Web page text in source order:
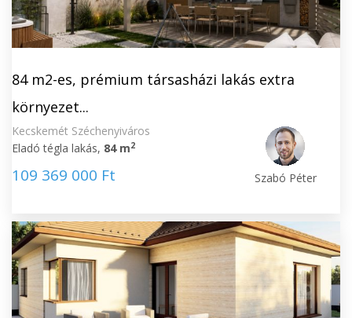
84 m2-es, prémium társasházi lakás extra
környezet...
Kecskemét Széchenyiváros
Eladó tégla lakás, 84 m2
109 369 000 Ft Szabó Péter